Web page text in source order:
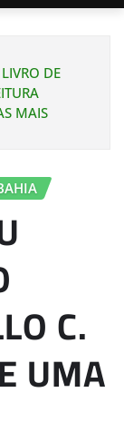
DE
MAIS
C.
UMA